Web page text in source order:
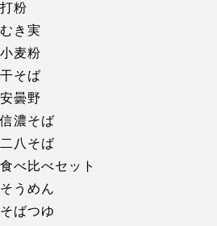
打粉
むき実
小麦粉
干そば
安曇野
信濃そば
二八そば
食べ比べセット
そうめん
そばつゆ